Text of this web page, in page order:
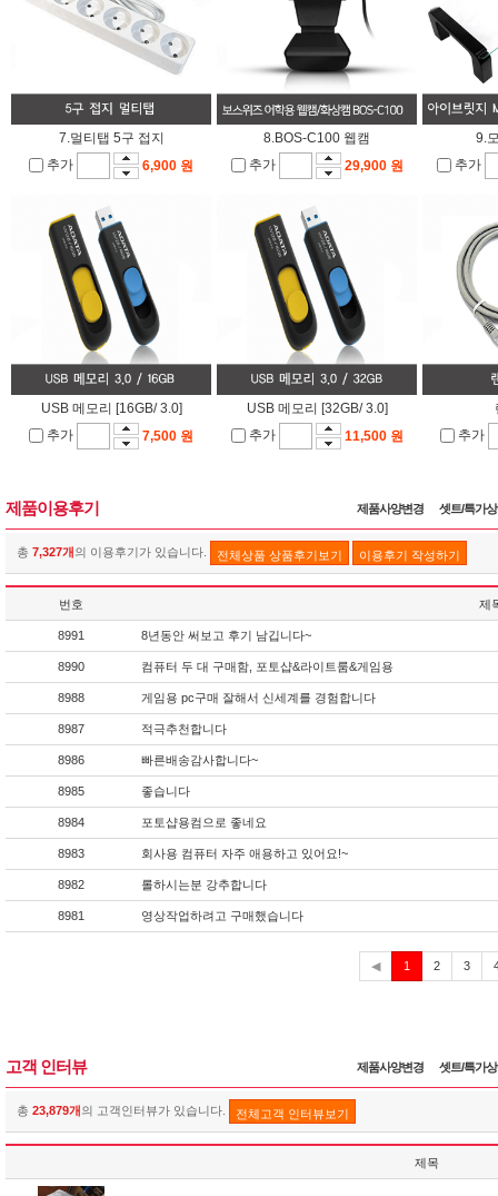
7.멀티탭 5구 접지
추가
6,900 원
8.BOS-C100 웹캠
추가
29,900 원
9.
추가
USB 메모리 [16GB/ 3.0]
추가
7,500 원
USB 메모리 [32GB/ 3.0]
추가
11,500 원
추가
제품이용후기 제품사양변경 셋트/특가
총 7,327개의 이용후기가 있습니다. 전체상품 상품후기보기 이용후기 작성하기
번호 제
8991 8년동안 써보고 후기 남깁니다~
8990 컴퓨터 두 대 구매함, 포토샵&라이트룸&게임용
8988 게임용 pc구매 잘해서 신세계를 경험합니다
8987 적극추천합니다
8986 빠른배송감사합니다~
8985 좋습니다
8984 포토샵용컴으로 좋네요
8983 회사용 컴퓨터 자주 애용하고 있어요!~
8982 롤하시는분 강추합니다
8981 영상작업하려고 구매했습니다
◀ 1
재
2 3
고객 인터뷰 제품사양변경 셋트/특가
총 23,879개의 고객인터뷰가 있습니다. 전체고객 인터뷰보기
제목